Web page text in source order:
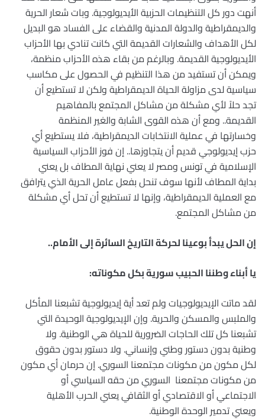
أنهت دور كل التنظيمات الحزبية الأيديولوجية. وبات شعار الحرية
والديمقراطية والدولة المدنية والقضاء على الفساد هو البديل
لكل الأهداف والشعارات القديمة التي كانت تنادي بها الأحزاب
الأيديولوجية القديمة. وبالرغم من بقاء هذه الأحزاب منظمة،
ويمكن أن تستفيد من هذا التنظيم في الحصول على مكاسب
سياسية لدى مزاولة الحياة الديمقراطية ولكن لا تستطيع أن
تجد حلاً لأي مشكلة من مشاكل المجتمع بالمفاهيم
القديمة.. ومع أن هذه القوى الشابة والغير المنظمة
وخسارتها في عملية الانتخابات الديمقراطية، فلا يستطيع أي
حزب إيديولوجي قديم أن يتجاوزها.. إن فوز الأحزاب السياسية
الإسلامية في تونس ومصر لا يعني نهاية المطاف بل يعني
بداية المطاف لأنها سوف تنحل بفعل عامل الحرية الذي يترافق
مع العملية الديمقراطية، وإنها لا تستطيع أن تحل أي مشكلة
من مشاكل المجتمع.
إن الحل يبدأ بوعينا لحركة التاريخ السائرة إلى الأمام..
يا أبناء وطننا الحبيب سورية بكل مكوناته:
لقد ماتت الإيديولوجيات ولم تعد أية إيديولوجية تشبعنا المأكل
والملبس والمسكن والحرية. وإن الإيديولوجية الوحيدة التي
تشبعنا كل تلك الحاجات الضرورية للحياة هي الوطنية. ولا
وطنية بدون دستور وطني وإنساني. ولا دستور بدون حقوق
لكل مكون من مكونات مجتمعنا السوري. إن حرمان أي مكون
من مكونات مجتمعنا السوري من حقه السياسي أو
الاجتماعي أو الاقتصادي أو الثقافي يعني الحرب الأهلية
ويعني تدمير الوحدة الوطنية.